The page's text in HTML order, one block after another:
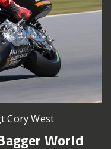
Cory West
World